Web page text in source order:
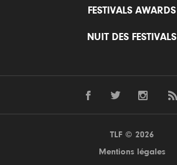
FESTIVALS AWARDS
NUIT DES FESTIVALS
TLF © 2026
Mentions légales